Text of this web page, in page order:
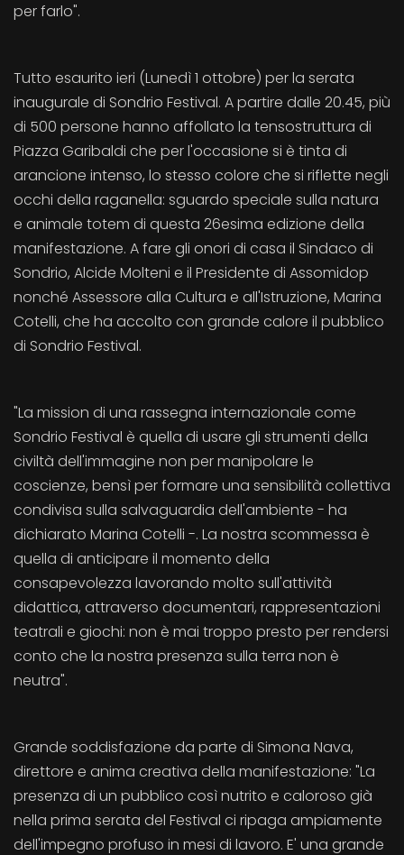
per farlo".
Tutto esaurito ieri (Lunedì 1 ottobre) per la serata
inaugurale di Sondrio Festival. A partire dalle 20.45, più
di 500 persone hanno affollato la tensostruttura di
Piazza Garibaldi che per l'occasione si è tinta di
arancione intenso, lo stesso colore che si riflette negli
occhi della raganella: sguardo speciale sulla natura
e animale totem di questa 26esima edizione della
manifestazione. A fare gli onori di casa il Sindaco di
Sondrio, Alcide Molteni e il Presidente di Assomidop
nonché Assessore alla Cultura e all'Istruzione, Marina
Cotelli, che ha accolto con grande calore il pubblico
di Sondrio Festival.
"La mission di una rassegna internazionale come
Sondrio Festival è quella di usare gli strumenti della
civiltà dell'immagine non per manipolare le
coscienze, bensì per formare una sensibilità collettiva
condivisa sulla salvaguardia dell'ambiente - ha
dichiarato Marina Cotelli -. La nostra scommessa è
quella di anticipare il momento della
consapevolezza lavorando molto sull'attività
didattica, attraverso documentari, rappresentazioni
teatrali e giochi: non è mai troppo presto per rendersi
conto che la nostra presenza sulla terra non è
neutra".
Grande soddisfazione da parte di Simona Nava,
direttore e anima creativa della manifestazione: "La
presenza di un pubblico così nutrito e caloroso già
nella prima serata del Festival ci ripaga ampiamente
dell'impegno profuso in mesi di lavoro. E' una grande